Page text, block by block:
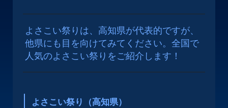
よさこい祭りは、高知県が代表的ですが、
他県にも目を向けてみてください。 全国で
人気のよさこい祭りをご紹介します！
よさこい祭り（高知県）